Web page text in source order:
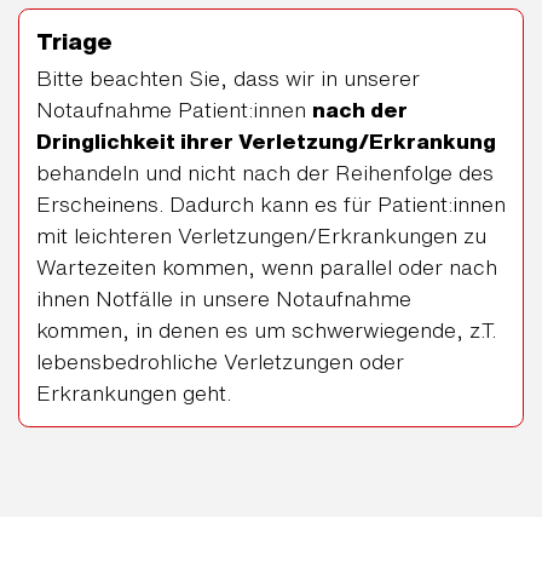
Triage
Bitte beachten Sie, dass wir in unserer
Notaufnahme Patient:innen nach der
Dringlichkeit ihrer Verletzung/Erkrankung
behandeln und nicht nach der Reihenfolge des
Erscheinens. Dadurch kann es für Patient:innen
mit leichteren Verletzungen/Erkrankungen zu
Wartezeiten kommen, wenn parallel oder nach
ihnen Notfälle in unsere Notaufnahme
kommen, in denen es um schwerwiegende, z.T.
lebensbedrohliche Verletzungen oder
Erkrankungen geht.